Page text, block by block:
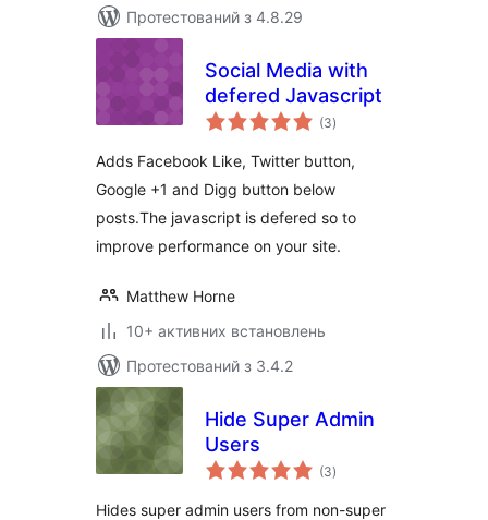
Протестований з 4.8.29
Social Media with
defered Javascript
(3загальний
рейтинг
)
Adds Facebook Like, Twitter button,
Google +1 and Digg button below
posts.The javascript is defered so to
improve performance on your site.
Matthew Horne
10+ активних встановлень
Протестований з 3.4.2
Hide Super Admin
Users
(3загальний
рейтинг
)
Hides super admin users from non-super